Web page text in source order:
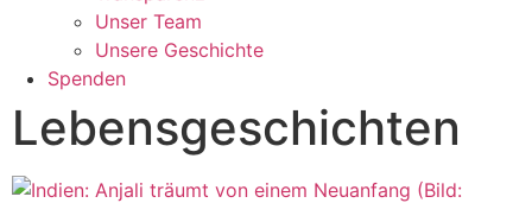
Unser Team
Unsere Geschichte
Spenden
Lebensgeschichten